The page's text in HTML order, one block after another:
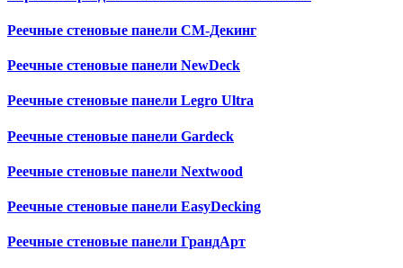
Реечные стеновые панели СМ-Декинг
Реечные стеновые панели NewDeck
Реечные стеновые панели Legro Ultra
Реечные стеновые панели Gardeck
Реечные стеновые панели Nextwood
Реечные стеновые панели EasyDecking
Реечные стеновые панели ГрандАрт